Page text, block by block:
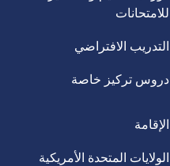
للامتحانات
التدريب الافتراضي
دروس تركيز خاصة
الإقامة
الولايات المتحدة الأمريكية